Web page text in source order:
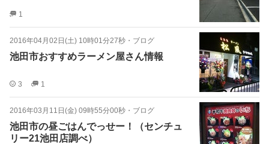
1
2016年04月02日(土) 10時01分27秒 ・ ブログ
池田市おすすめラーメン屋さん情報
3 1
2016年03月11日(金) 09時55分00秒 ・ ブログ
池田市の昼ごはんでっせー！（センチュ
リー21池田店調べ）